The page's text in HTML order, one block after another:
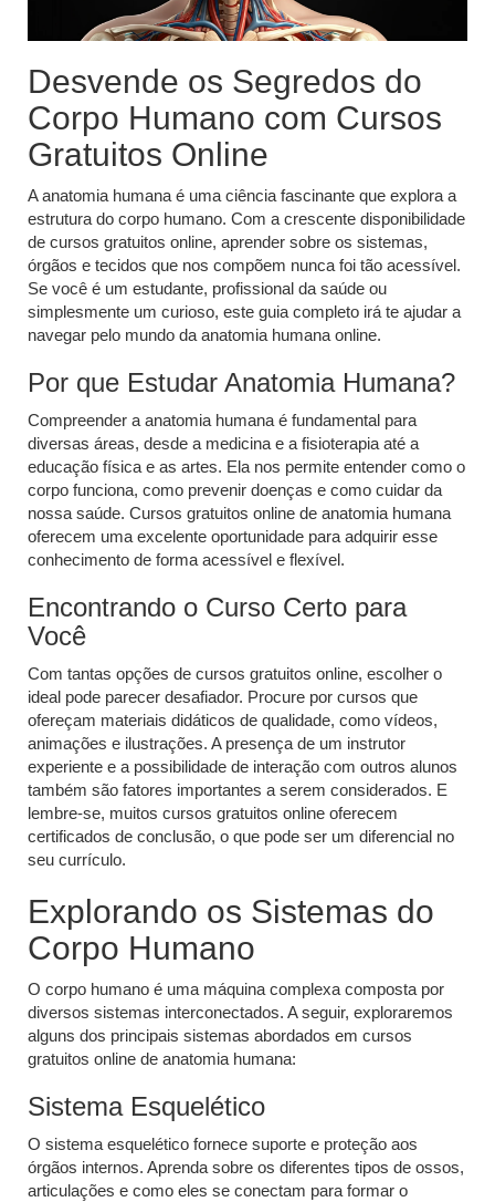
Desvende os Segredos do
Corpo Humano com Cursos
Gratuitos Online
A anatomia humana é uma ciência fascinante que explora a
estrutura do corpo humano. Com a crescente disponibilidade
de cursos gratuitos online, aprender sobre os sistemas,
órgãos e tecidos que nos compõem nunca foi tão acessível.
Se você é um estudante, profissional da saúde ou
simplesmente um curioso, este guia completo irá te ajudar a
navegar pelo mundo da anatomia humana online.
Por que Estudar Anatomia Humana?
Compreender a anatomia humana é fundamental para
diversas áreas, desde a medicina e a fisioterapia até a
educação física e as artes. Ela nos permite entender como o
corpo funciona, como prevenir doenças e como cuidar da
nossa saúde. Cursos gratuitos online de anatomia humana
oferecem uma excelente oportunidade para adquirir esse
conhecimento de forma acessível e flexível.
Encontrando o Curso Certo para
Você
Com tantas opções de cursos gratuitos online, escolher o
ideal pode parecer desafiador. Procure por cursos que
ofereçam materiais didáticos de qualidade, como vídeos,
animações e ilustrações. A presença de um instrutor
experiente e a possibilidade de interação com outros alunos
também são fatores importantes a serem considerados. E
lembre-se, muitos cursos gratuitos online oferecem
certificados de conclusão, o que pode ser um diferencial no
seu currículo.
Explorando os Sistemas do
Corpo Humano
O corpo humano é uma máquina complexa composta por
diversos sistemas interconectados. A seguir, exploraremos
alguns dos principais sistemas abordados em cursos
gratuitos online de anatomia humana:
Sistema Esquelético
O sistema esquelético fornece suporte e proteção aos
órgãos internos. Aprenda sobre os diferentes tipos de ossos,
articulações e como eles se conectam para formar o